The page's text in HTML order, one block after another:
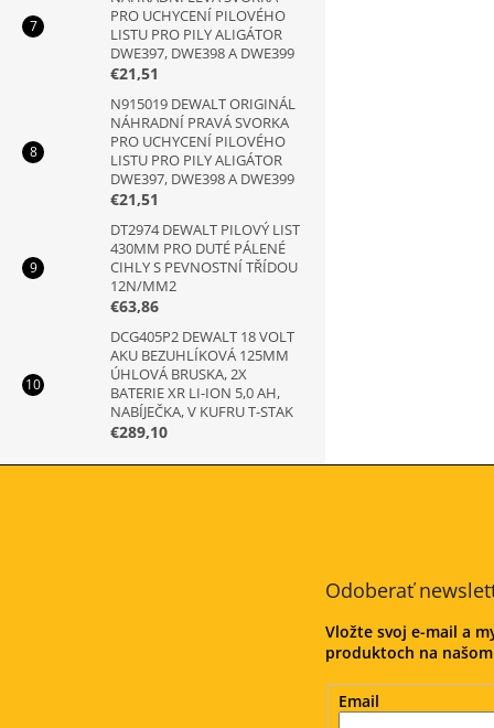
PRO UCHYCENÍ PILOVÉHO
LISTU PRO PILY ALIGÁTOR
DWE397, DWE398 A DWE399
€21,51
N915019 DEWALT ORIGINÁL
NÁHRADNÍ PRAVÁ SVORKA
PRO UCHYCENÍ PILOVÉHO
LISTU PRO PILY ALIGÁTOR
DWE397, DWE398 A DWE399
€21,51
DT2974 DEWALT PILOVÝ LIST
430MM PRO DUTÉ PÁLENÉ
CIHLY S PEVNOSTNÍ TŘÍDOU
12N/MM2
€63,86
DCG405P2 DEWALT 18 VOLT
AKU BEZUHLÍKOVÁ 125MM
ÚHLOVÁ BRUSKA, 2X
BATERIE XR LI-ION 5,0 AH,
NABÍJEČKA, V KUFRU T-STAK
€289,10
Z
Odoberať
Vložte svoj e-mail a
produktoch na
Email